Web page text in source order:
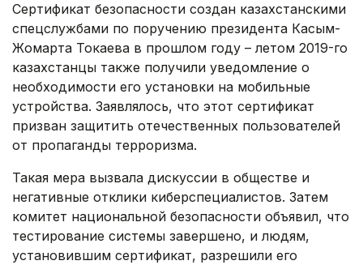
Сертификат безопасности создан казахстанскими
спецслужбами по поручению президента Касым-
Жомарта Токаева в прошлом году – летом 2019-го
казахстанцы также получили уведомление о
необходимости его установки на мобильные
устройства. Заявлялось, что этот сертификат
призван защитить отечественных пользователей
от пропаганды терроризма.
Такая мера вызвала дискуссии в обществе и
негативные отклики киберспециалистов. Затем
комитет национальной безопасности объявил, что
тестирование системы завершено, и людям,
установившим сертификат, разрешили его